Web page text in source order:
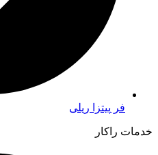
فر پیتزا ریلی
خدمات راکار